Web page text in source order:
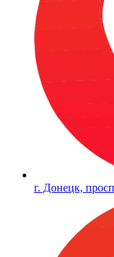
г. Донецк,